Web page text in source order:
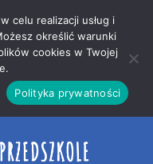
celu realizacji usług i
określić warunki
cookies w Twojej
Polityka prywatności